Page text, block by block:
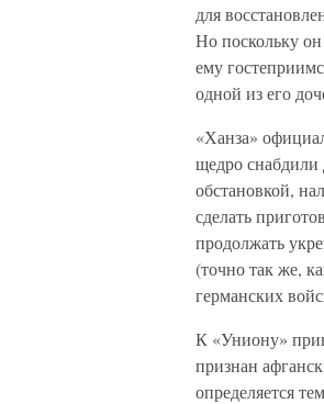
для
Но поскольку он
ему
одной из его
«Ханза»
щедро снабдили
обстановкой,
сделать
продолжать
(точно так же,
германских
К «Униону»
признан
определяется